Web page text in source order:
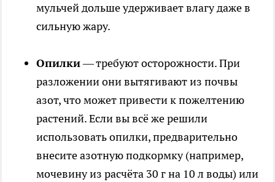
мульчей дольше удерживает влагу даже в
сильную жару.
Опилки— требуют осторожности. При
разложении они вытягивают из почвы
азот, что может привести к пожелтению
растений. Если вы всё же решили
использовать опилки, предварительно
внесите азотную подкормку (например,
мочевину из расчёта 30 г на 10 л воды) или